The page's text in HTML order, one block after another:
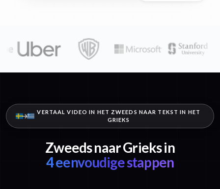
VERTAAL VIDEO IN HET ZWEEDS NAAR TEKST IN HET
GRIEKS
Zweeds naar Grieks in
4 eenvoudige stappen